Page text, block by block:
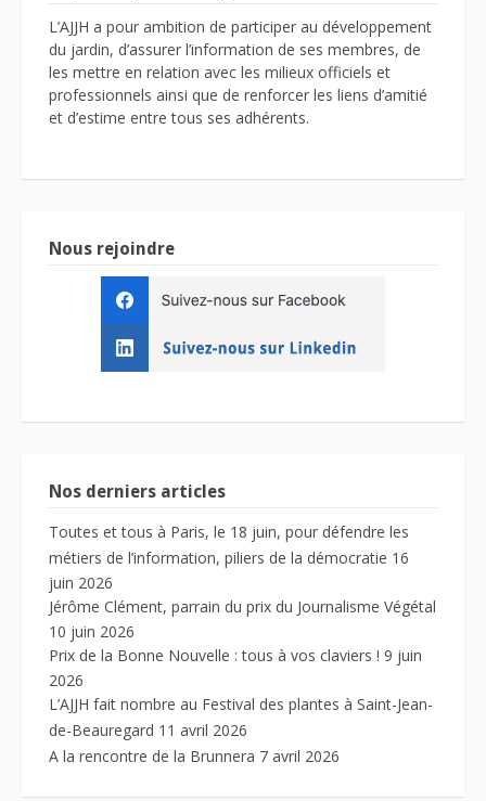
L’AJJH a pour ambition de participer au développement
du jardin, d’assurer l’information de ses membres, de
les mettre en relation avec les milieux officiels et
professionnels ainsi que de renforcer les liens d’amitié
et d’estime entre tous ses adhérents.
Nous rejoindre
Nos derniers articles
Toutes et tous à Paris, le 18 juin, pour défendre les
métiers de l’information, piliers de la démocratie 16
juin 2026
Jérôme Clément, parrain du prix du Journalisme Végétal
10 juin 2026
Prix de la Bonne Nouvelle : tous à vos claviers ! 9 juin
2026
L’AJJH fait nombre au Festival des plantes à Saint-Jean-
de-Beauregard 11 avril 2026
A la rencontre de la Brunnera 7 avril 2026